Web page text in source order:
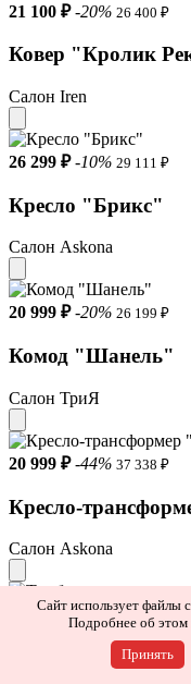
21 100 ₽ -20% 26 400 ₽
Ковер "Кролик
Салон Iren
26 299 ₽ -10% 29 111 ₽
Кресло "Брикс"
Салон Askona
20 999 ₽ -20% 26 199 ₽
Комод "Шанель"
Салон ТриЯ
20 999 ₽ -44% 37 338 ₽
Кресло-
Салон Askona
20 999 ₽ -20% 26 199 ₽
Тумба подвесная
Сайт использует файлы
Подробнее об этом
Принять